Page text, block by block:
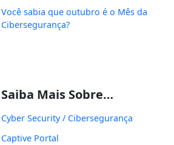
Você sabia que outubro é o Mês da
Cibersegurança?
Saiba Mais Sobre…
Cyber Security / Cibersegurança
Captive Portal